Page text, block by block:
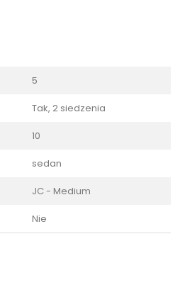
5
Tak, 2 siedzenia
10
sedan
JC - Medium
Nie